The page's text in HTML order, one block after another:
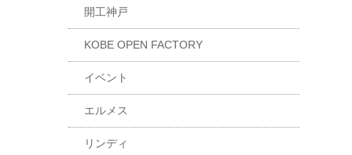
開工神戸
KOBE OPEN FACTORY
イベント
エルメス
リンディ